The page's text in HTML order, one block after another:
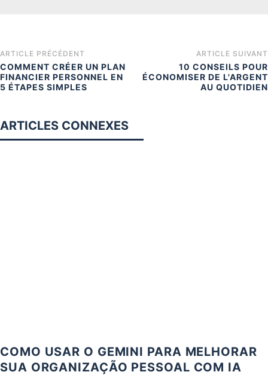
ARTICLE PRÉCÉDENT
COMMENT CRÉER UN PLAN
FINANCIER PERSONNEL EN
5 ÉTAPES SIMPLES
ARTICLE SUIVANT
10 CONSEILS POUR
ÉCONOMISER DE L'ARGENT
AU QUOTIDIEN
ARTICLES CONNEXES
COMO USAR O GEMINI PARA MELHORAR
SUA ORGANIZAÇÃO PESSOAL COM IA